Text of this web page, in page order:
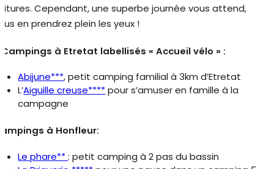
Cependant, une superbe journée vous attend,
en prendrez plein les yeux !
Campings à Etretat labellisés « Accueil vélo » :
Abijune***, petit camping familial à 3km d’Etretat
L’Aiguille creuse**** pour s’amuser en famille à la
campagne
à Honfleur:
Le phare**: petit camping à 2 pas du bassin